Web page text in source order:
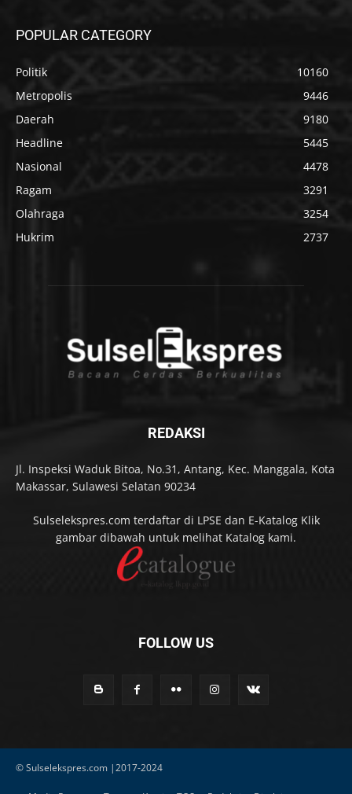
POPULAR CATEGORY
Politik
10160
Metropolis
9446
Daerah
9180
Headline
5445
Nasional
4478
Ragam
3291
Olahraga
3254
Hukrim
2737
REDAKSI
Jl. Inspeksi Waduk Bitoa, No.31, Antang, Kec. Manggala, Kota
Makassar, Sulawesi Selatan 90234
Sulselekspres.com terdaftar di LPSE dan E-Katalog Klik
gambar dibawah untuk melihat Katalog kami.
FOLLOW US
© Sulselekspres.com |2017-2024